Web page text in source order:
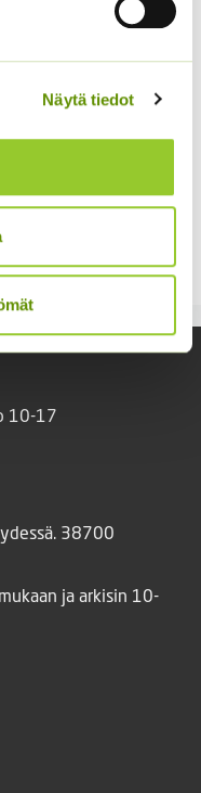
Näytä tiedot
-
10-17
38700
ja arkisin 10-